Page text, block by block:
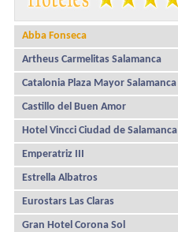
Abba Fonseca
Artheus Carmelitas Salamanca
Catalonia Plaza Mayor Salamanca
Castillo del Buen Amor
Hotel Vincci Ciudad de Salamanca
Emperatriz III
Estrella Albatros
Eurostars Las Claras
Gran Hotel Corona Sol